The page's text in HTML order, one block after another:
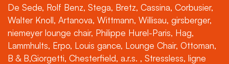
De Sede, Rolf Benz, Stega, Bretz, Cassina, Corbusier,
Walter Knoll, Artanova, Wittmann, Willisau, girsberger,
niemeyer lounge chair, Philippe Hurel-Paris, Hag,
Lammhults, Erpo, Louis gance, Lounge Chair, Ottoman,
B & B,Giorgetti, Chesterfield, a.r.s. , Stressless, ligne